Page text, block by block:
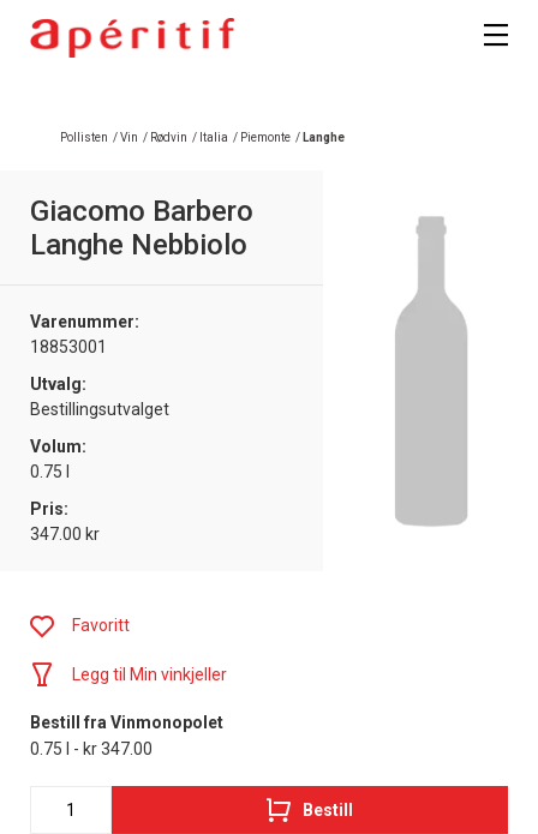
Pollisten /Vin / Rødvin / Italia / Piemonte / Langhe
Giacomo Barbero
Langhe Nebbiolo
Varenummer:
18853001
Utvalg:
Bestillingsutvalget
Volum:
0.75 l
Pris:
347.00 kr
Favoritt
Legg til Min vinkjeller
Bestill fra Vinmonopolet
0.75 l - kr 347.00
Bestill